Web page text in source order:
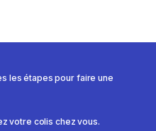
les étapes pour faire une
votre colis chez vous.